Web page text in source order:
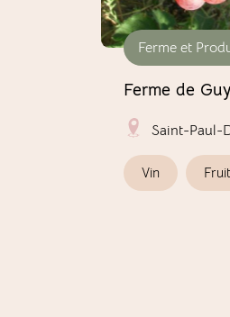
Ferme et
Ferme de
Saint-Paul-
Vin